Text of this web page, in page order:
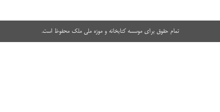
تمام حقوق برای موسسه کتابخانه و موزه ملی ملک محفوظ است.